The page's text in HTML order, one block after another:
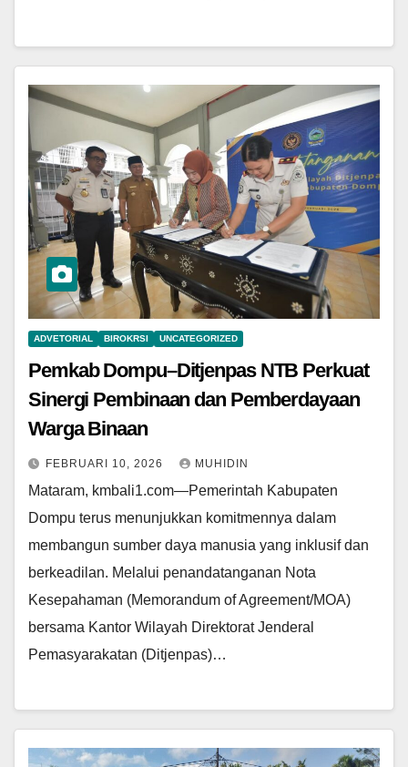
ADVETORIAL BIROKRSI UNCATEGORIZED
Pemkab Dompu–Ditjenpas NTB Perkuat
Sinergi Pembinaan dan Pemberdayaan
Warga Binaan
FEBRUARI 10, 2026 MUHIDIN
Mataram, kmbali1.com—Pemerintah Kabupaten
Dompu terus menunjukkan komitmennya dalam
membangun sumber daya manusia yang inklusif dan
berkeadilan. Melalui penandatanganan Nota
Kesepahaman (Memorandum of Agreement/MOA)
bersama Kantor Wilayah Direktorat Jenderal
Pemasyarakatan (Ditjenpas)…